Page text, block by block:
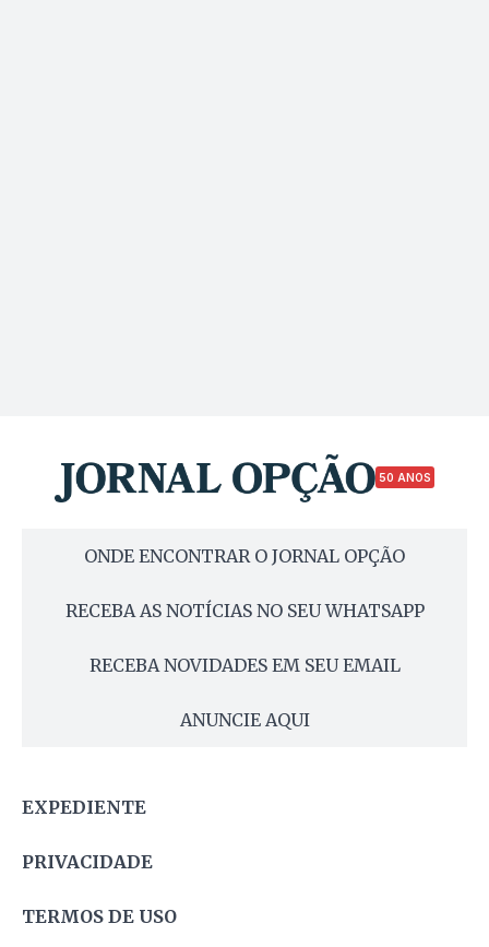
50 ANOS
ONDE ENCONTRAR O JORNAL OPÇÃO
RECEBA AS NOTÍCIAS NO SEU WHATSAPP
RECEBA NOVIDADES EM SEU EMAIL
ANUNCIE AQUI
EXPEDIENTE
PRIVACIDADE
TERMOS DE USO